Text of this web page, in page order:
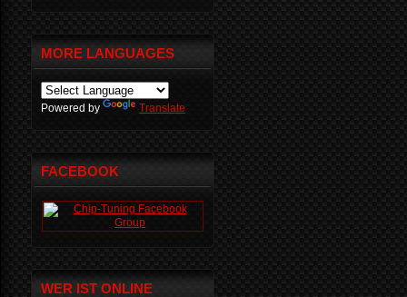
MORE LANGUAGES
Powered by Translate
FACEBOOK
WER IST ONLINE